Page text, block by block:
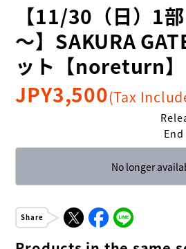
【11/30（日）1
～】SAKURA
ット【noreturn】
JPY3,500(Tax
No longer
Share